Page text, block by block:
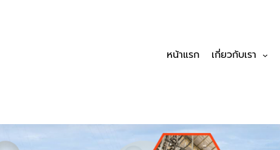
หน้าแรก เกี่ยวกับเรา